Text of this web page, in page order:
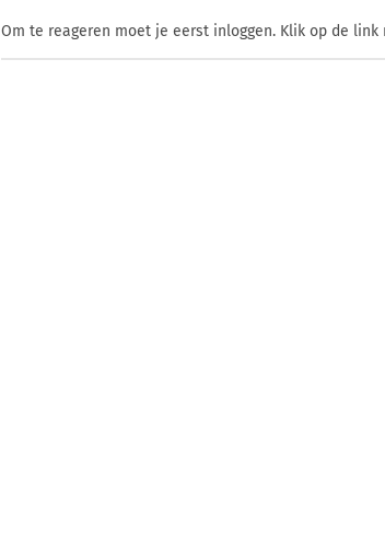
Om te reageren moet je eerst inloggen. Klik op de link